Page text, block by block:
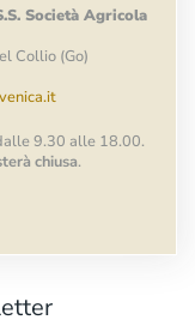
Società Agricola
Collio (Go)
9.30 alle 18.00.
chiusa.